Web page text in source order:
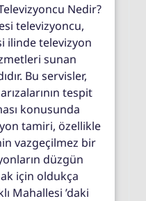
Nedir?
televizyoncu,
ilinde televizyon
sunan
Bu servisler,
tespit
konusunda
tamiri, özellikle
vazgeçilmez bir
düzgün
için oldukça
Mahallesi ’daki